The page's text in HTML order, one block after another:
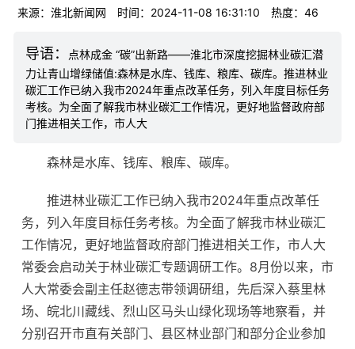
来源：淮北新闻网 时间：2024-11-08 16:31:10 热度： 46
点林成金 “碳”出新路——淮北市深度挖掘林业碳汇潜
力让青山增绿储值:森林是水库、钱库、粮库、碳库。推进林业
碳汇工作已纳入我市2024年重点改革任务，列入年度目标任务
考核。为全面了解我市林业碳汇工作情况，更好地监督政府部
门推进相关工作，市人大
森林是水库、钱库、粮库、碳库。
推进林业碳汇工作已纳入我市2024年重点改革任
务，列入年度目标任务考核。为全面了解我市林业碳汇
工作情况，更好地监督政府部门推进相关工作，市人大
常委会启动关于林业碳汇专题调研工作。8月份以来，市
人大常委会副主任赵德志带领调研组，先后深入蔡里林
场、皖北川藏线、烈山区马头山绿化现场等地察看，并
分别召开市直有关部门、县区林业部门和部分企业参加